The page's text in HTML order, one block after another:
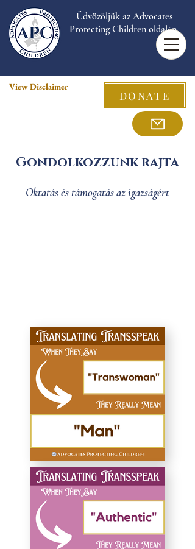
Üdvözöljük az Advocates
Protecting Children oldalán.
View Disclaimer
DONATE
Gondolkozzunk rajta
Oktatás és támogatás az igazságért